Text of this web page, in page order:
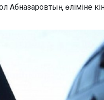
Абназаровтың өліміне